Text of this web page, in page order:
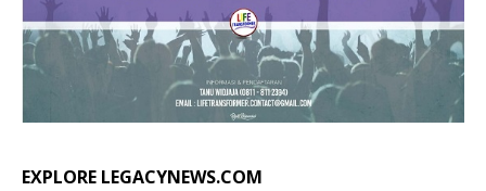
EXPLORE LEGACYNEWS.COM